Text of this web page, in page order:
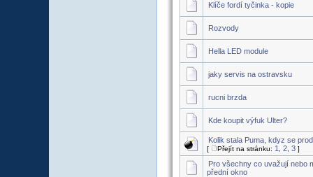
Klíče fordí tyčinka - kopie
Rozvody
Hella LED module
jaky servis na ostravsku
rucni brzda
Kde koupit výfuk Ulter?
Kolik stala Puma, kdyz se
[ Přejít na stránku: 1 2 3 ]
Pro všechny co uvažují nebo
přední okno